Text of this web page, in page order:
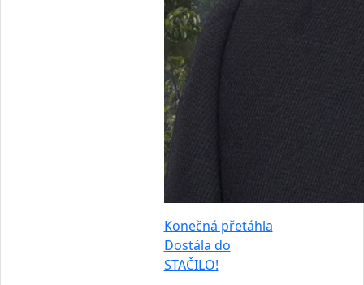
Konečná přetáhla
Dostála do
STAČILO!